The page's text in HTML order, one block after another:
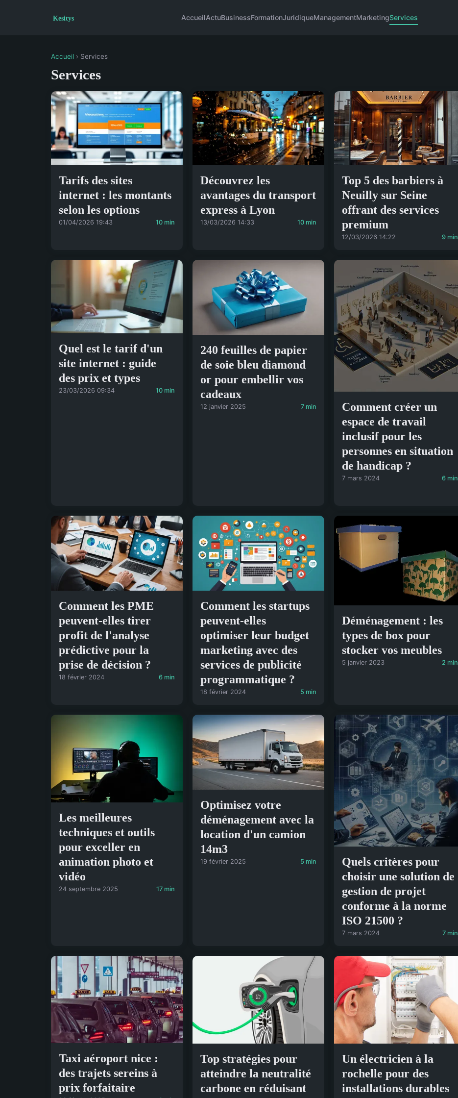
AccueilActuBusinessFormationJuridiqueManagementMarketingServices
Accueil › Services
Services
Tarifs des sites
internet : les montants
selon les options
01/04/2026 19:43 10 min
Découvrez les
avantages du transport
express à Lyon
13/03/2026 14:33 10 min
Top 5 des barbiers à
Neuilly sur Seine
offrant des services
premium
12/03/2026 14:22 9 min
Quel est le tarif d'un
site internet : guide
des prix et types
23/03/2026 09:34 10 min
240 feuilles de papier
de soie bleu diamond
or pour embellir vos
cadeaux
12 janvier 2025 7 min
Comment créer un
espace de travail
inclusif pour les
personnes en situation
de handicap ?
7 mars 2024 6 min
Comment les PME
peuvent-elles tirer
profit de l'analyse
prédictive pour la
prise de décision ?
18 février 2024 6 min
Comment les startups
peuvent-elles
optimiser leur budget
marketing avec des
services de publicité
programmatique ?
18 février 2024 5 min
Déménagement : les
types de box pour
stocker vos meubles
5 janvier 2023 2 min
Les meilleures
techniques et outils
pour exceller en
animation photo et
vidéo
24 septembre 2025 17 min
Optimisez votre
déménagement avec la
location d'un camion
14m3
19 février 2025 5 min
Quels critères pour
choisir une solution de
gestion de projet
conforme à la norme
ISO 21500 ?
7 mars 2024 7 min
Taxi aéroport nice :
des trajets sereins à
prix forfaitaire
Top stratégies pour
atteindre la neutralité
carbone en réduisant
Un électricien à la
rochelle pour des
installations durables